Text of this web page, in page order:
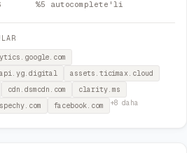
%5 autocomplete'li
api.yg.digital
assets.ticimax.cloud
cdn.dsmcdn.com
clarity.ms
facebook.com +8 daha